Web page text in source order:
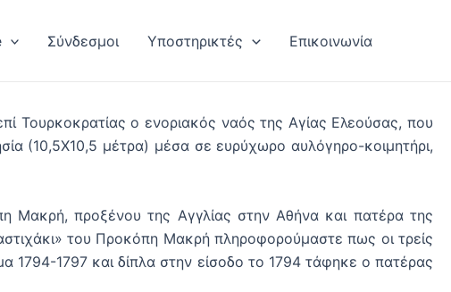
Σύνδεσμοι Υποστηρικτές Επικοινωνία
Τουρκοκρατίας ο ενοριακός ναός της Αγίας Ελεούσας, που
(10,5Χ10,5 μέτρα) μέσα σε ευρύχωρο αυλόγηρο-κοιμητήρι,
Μακρή, προξένου της Αγγλίας στην Αθήνα και πατέρα της
του Προκόπη Μακρή πληροφορούμαστε πως οι τρείς
1794-1797 και δίπλα στην είσοδο το 1794 τάφηκε ο πατέρας